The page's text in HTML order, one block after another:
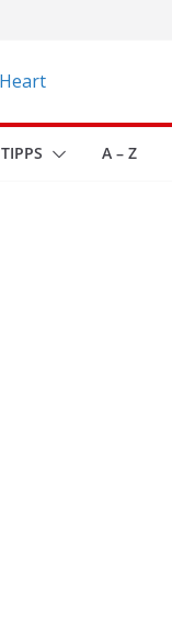
TIPPS A – Z